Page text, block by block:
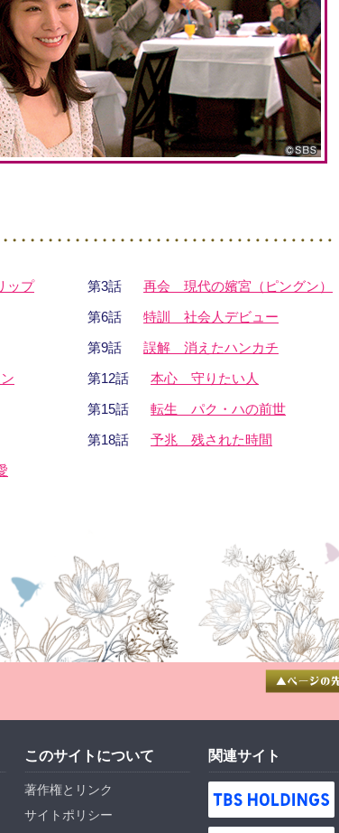
ップ 第3話
再会 現代の嬪宮（ピングン）
第6話
特訓 社会人デビュー
第9話
誤解 消えたハンカチ
第12話
本心 守りたい人
第15話
転生 パク・ハの前世
第18話
予兆 残された時間
このサイトについて
著作権とリンク
サイトポリシー
関連サイト